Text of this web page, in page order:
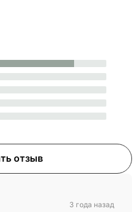
отзыв
3 года назад